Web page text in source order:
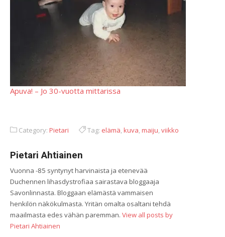
Apuva! – Jo 30-vuotta mittarissa
Category: Pietari Tag: elämä,kuva,maiju,viikko
Pietari Ahtiainen
Vuonna -85 syntynyt harvinaista ja etenevää
Duchennen lihasdystrofiaa sairastava bloggaaja
Savonlinnasta. Bloggaan elämästä vammaisen
henkilön näkökulmasta. Yritän omalta osaltani tehdä
maailmasta edes vähän paremman. View all posts by
Pietari Ahtiainen